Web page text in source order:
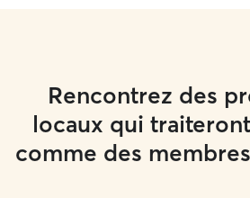
Rencontrez des
locaux qui
comme des